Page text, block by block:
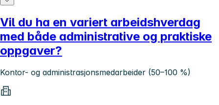
Vil du ha en variert arbeidshverdag
med både administrative og praktiske
oppgaver?
Kontor- og administrasjonsmedarbeider (50–100 %)